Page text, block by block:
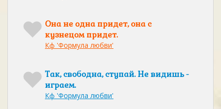
Она не одна придет, она с
кузнецом придет.
Кф 'Формула любви'
Так, свободна, ступай. Не видишь -
играем.
Кф 'Формула любви'